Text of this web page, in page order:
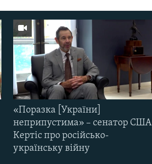
«Поразка [України]
неприпустима» – сенатор США
Кертіс про російсько-
українську війну